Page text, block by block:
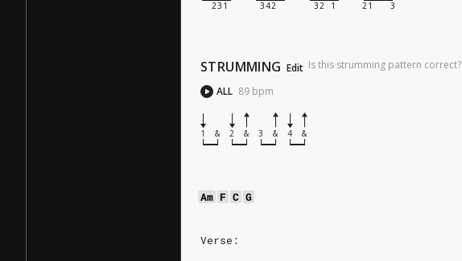
STRUMMING Edit Is this strumming pattern correct?
ALL 89 bpm
1 & 2 & 3 & 4 &
Am F C G
Verse: